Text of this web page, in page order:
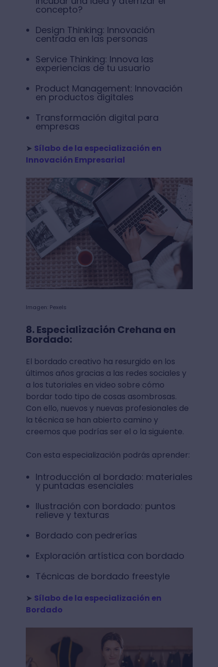
concepto?
Design Thinking: Innovación
centrada en las personas
Service Thinking: Innova las
experiencias de tu usuario
Product Management: Innovación
en productos digitales
Transformación digital para
empresas
➤ Sílabo de la especialización en
Innovación Empresarial
Imagen: Pexels
8. Especialización Crehana en
Bordado:
El bordado creativo ha resurgido en los
últimos años gracias a las redes sociales y
a los tutoriales en video sobre cómo
bordar todo tipo de cosas asombrosas.
Con ello, nuevos y nuevas profesionales de
la técnica se han abierto camino y
creemos que podrías ser el o la siguiente.
Con esta especialización podrás aprender:
Introducción al bordado: materiales
y puntadas esenciales
Ilustración con bordado: puntos
relieve y texturas
Bordado con pedrerías
Exploración artística con bordado
Técnicas de bordado freestyle
➤ Sílabo de la especialización en
Bordado